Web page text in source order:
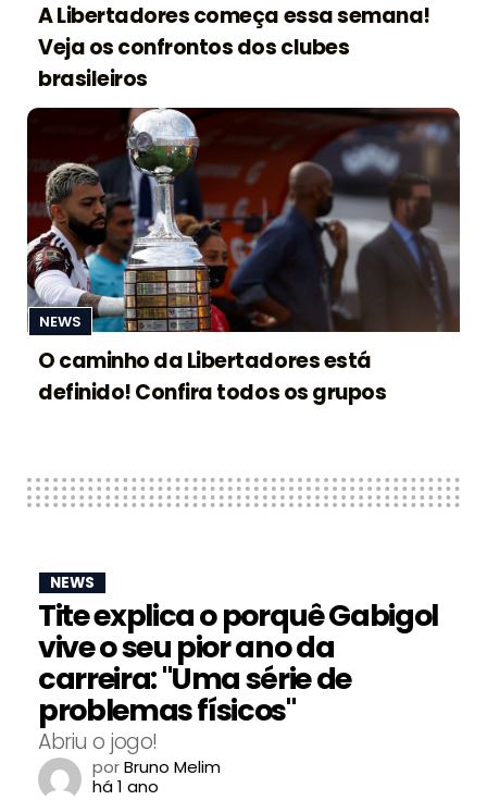
A Libertadores começa essa semana!
Veja os confrontos dos clubes
brasileiros
NEWS
O caminho da Libertadores está
definido! Confira todos os grupos
NEWS
Tite explica o porquê Gabigol
vive o seu pior ano da
carreira: "Uma série de
problemas físicos"
Abriu o jogo!
porBruno Melim
há 1 ano